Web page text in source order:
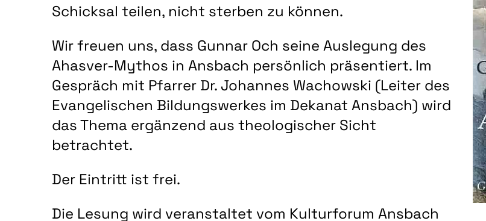
Schicksal teilen, nicht sterben zu können.
Wir freuen uns, dass Gunnar Och seine Auslegung des
Ahasver-Mythos in Ansbach persönlich präsentiert. Im
Gespräch mit Pfarrer Dr. Johannes Wachowski (Leiter des
Evangelischen Bildungswerkes im Dekanat Ansbach) wird
das Thema ergänzend aus theologischer Sicht
betrachtet.
Der Eintritt ist frei.
Die Lesung wird veranstaltet vom Kulturforum Ansbach